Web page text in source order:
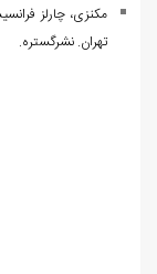
تهران. نشرگستره.